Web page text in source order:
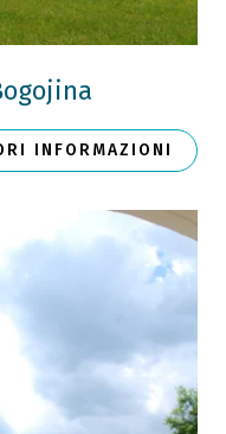
INFORMAZIONI